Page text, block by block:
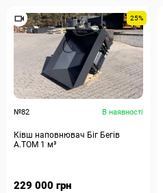
25%
№82 В наявності
Ківш наповнювач Біг Бегів
А.ТОМ 1 м³
229 000 грн